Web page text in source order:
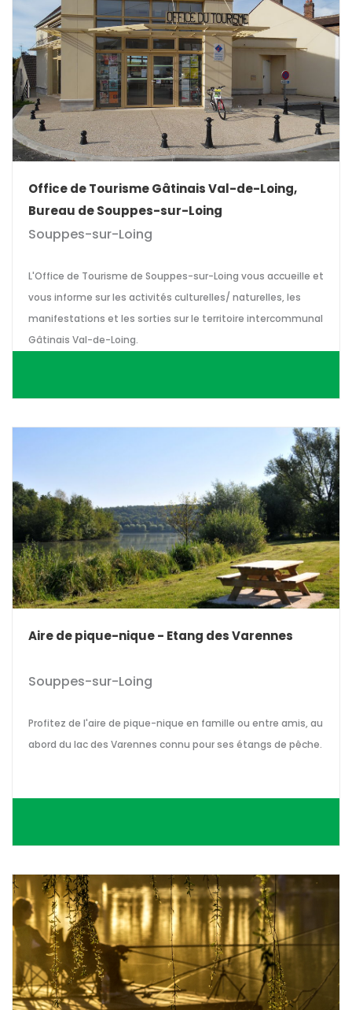
Office de Tourisme Gâtinais Val-de-Loing,
Bureau de Souppes-sur-Loing
Souppes-sur-Loing
L'Office de Tourisme de Souppes-sur-Loing vous accueille et
vous informe sur les activités culturelles/ naturelles, les
manifestations et les sorties sur le territoire intercommunal
Gâtinais Val-de-Loing.
Aire de pique-nique - Etang des Varennes
Souppes-sur-Loing
Profitez de l'aire de pique-nique en famille ou entre amis, au
abord du lac des Varennes connu pour ses étangs de pêche.